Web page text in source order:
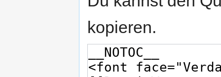
kopieren.